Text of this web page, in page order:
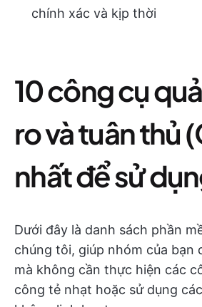
chính xác và kịp thời
10 công cụ
ro và tuân thủ
nhất để sử
Dưới đây là danh sách phần
chúng tôi, giúp nhóm của bạn
mà không cần thực hiện các
công tẻ nhạt hoặc sử dụng